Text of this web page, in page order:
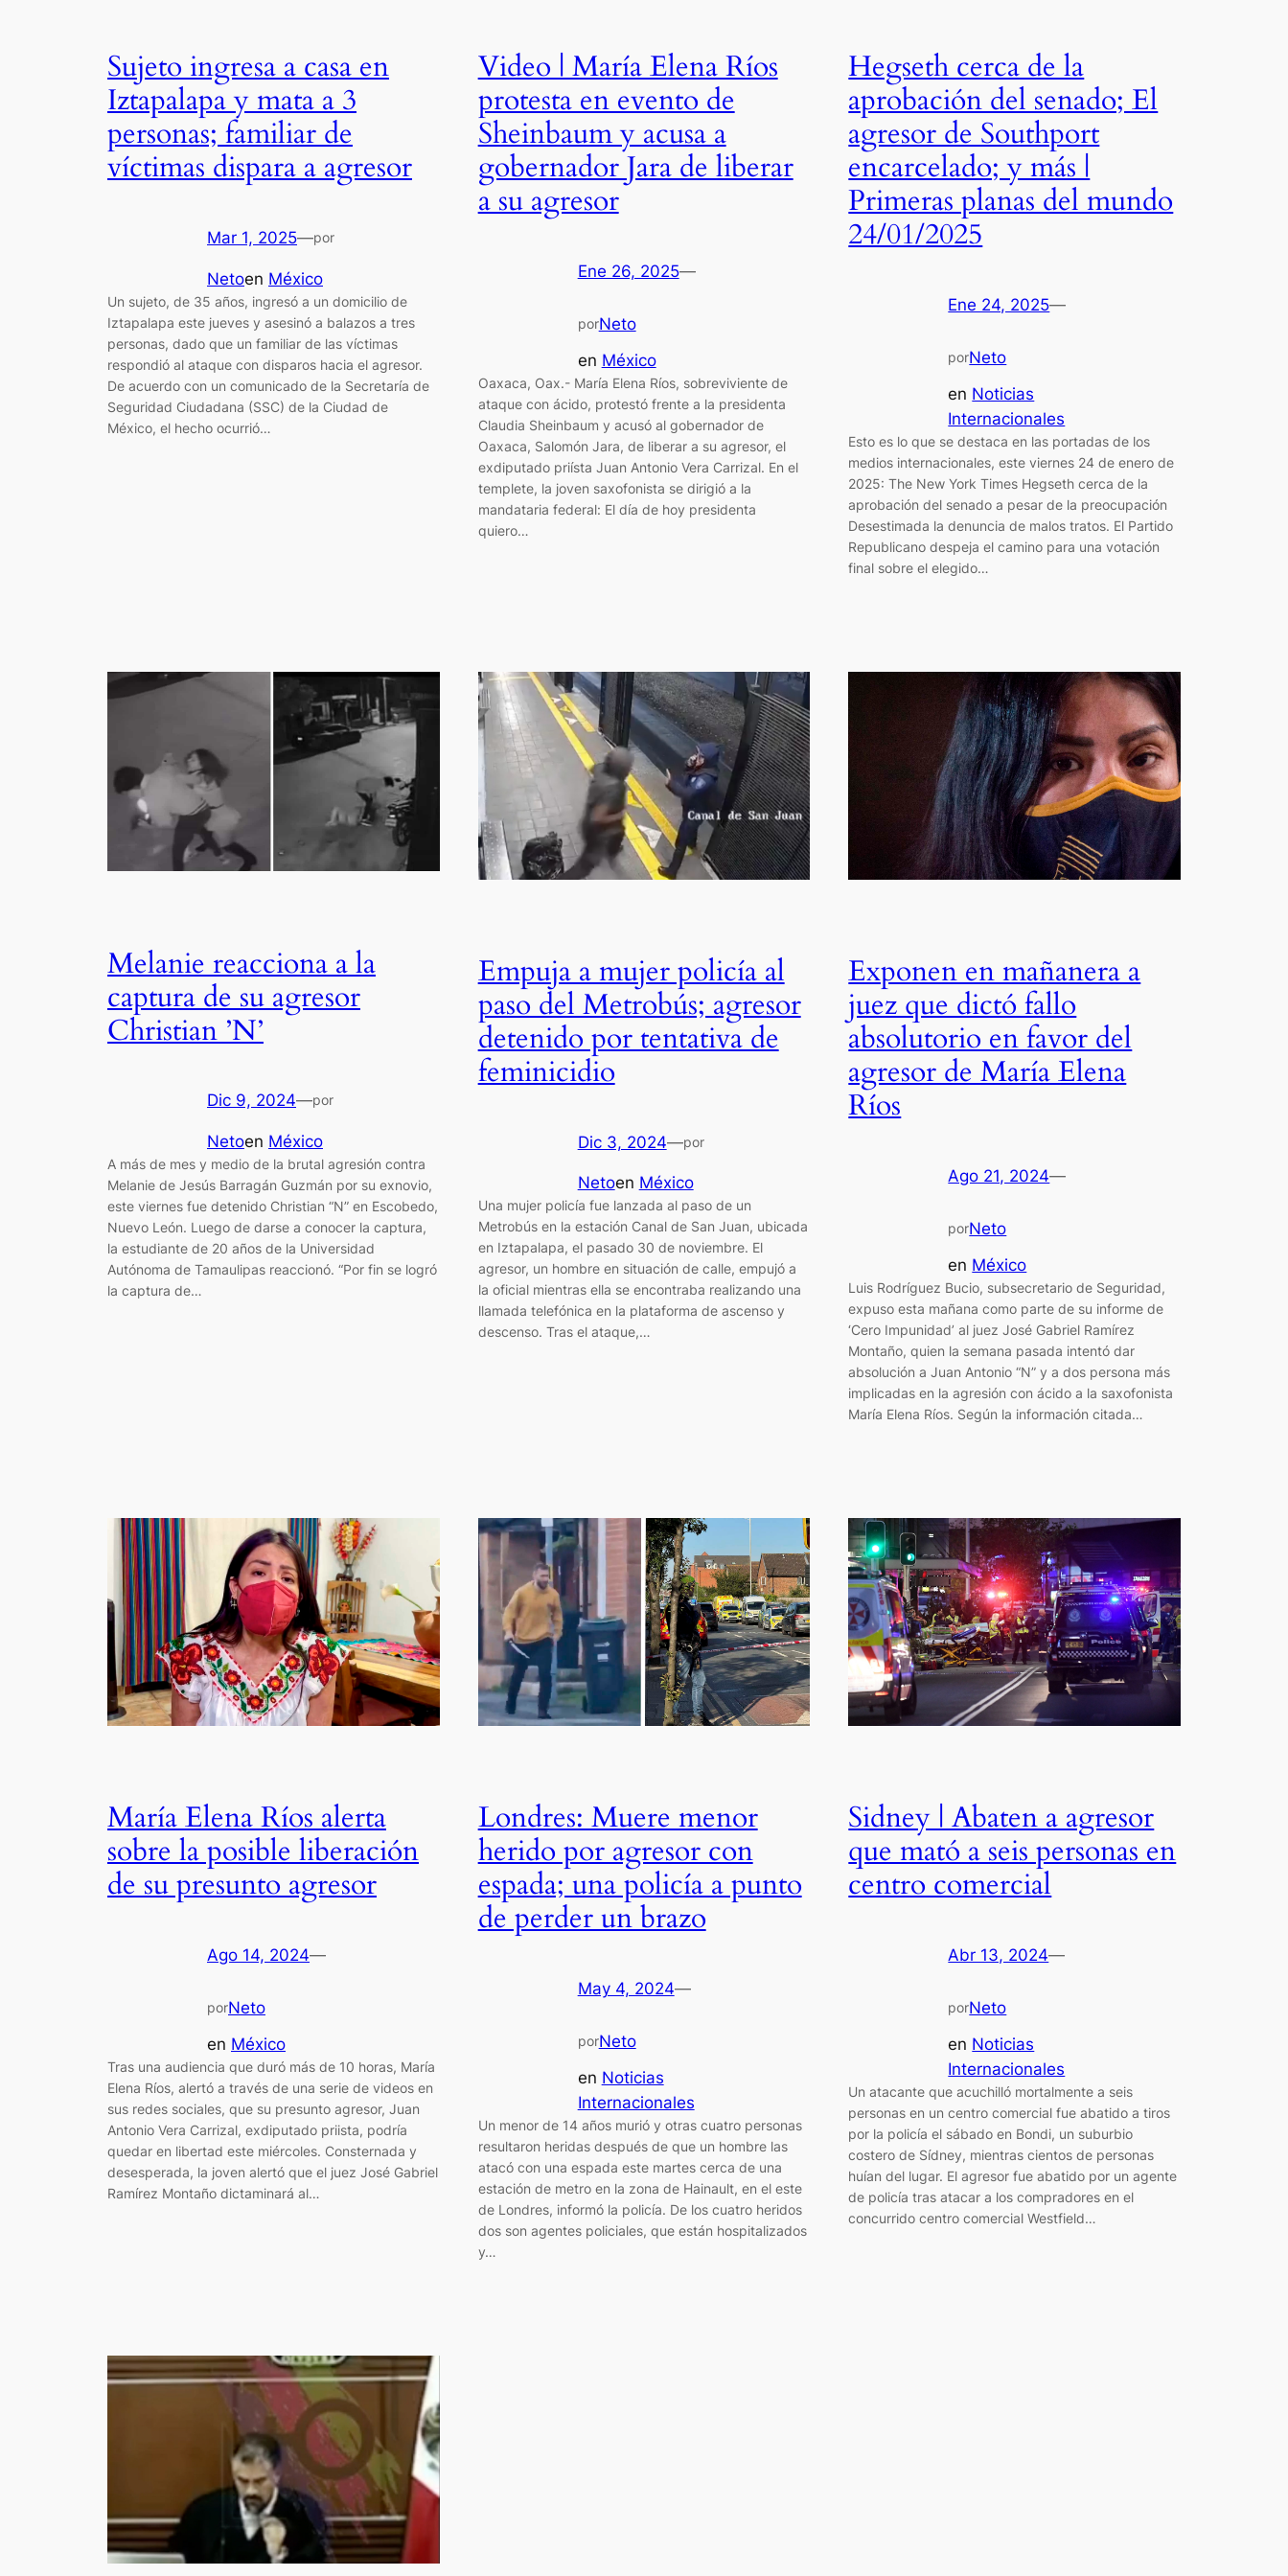
Sujeto ingresa a casa en
Iztapalapa y mata a 3
personas; familiar de
víctimas dispara a agresor
Mar 1, 2025—por
Netoen México
Un sujeto, de 35 años, ingresó a un domicilio de
Iztapalapa este jueves y asesinó a balazos a tres
personas, dado que un familiar de las víctimas
respondió al ataque con disparos hacia el agresor.
De acuerdo con un comunicado de la Secretaría de
Seguridad Ciudadana (SSC) de la Ciudad de
México, el hecho ocurrió…
Video | María Elena Ríos
protesta en evento de
Sheinbaum y acusa a
gobernador Jara de liberar
a su agresor
Ene 26, 2025—
porNeto
en México
Oaxaca, Oax.- María Elena Ríos, sobreviviente de
ataque con ácido, protestó frente a la presidenta
Claudia Sheinbaum y acusó al gobernador de
Oaxaca, Salomón Jara, de liberar a su agresor, el
exdiputado priísta Juan Antonio Vera Carrizal. En el
templete, la joven saxofonista se dirigió a la
mandataria federal: El día de hoy presidenta
quiero…
Hegseth cerca de la
aprobación del senado; El
agresor de Southport
encarcelado; y más |
Primeras planas del mundo
24/01/2025
Ene 24, 2025—
porNeto
en Noticias
Internacionales
Esto es lo que se destaca en las portadas de los
medios internacionales, este viernes 24 de enero de
2025: The New York Times Hegseth cerca de la
aprobación del senado a pesar de la preocupación
Desestimada la denuncia de malos tratos. El Partido
Republicano despeja el camino para una votación
final sobre el elegido…
Melanie reacciona a la
captura de su agresor
Christian ’N’
Dic 9, 2024—por
Netoen México
A más de mes y medio de la brutal agresión contra
Melanie de Jesús Barragán Guzmán por su exnovio,
este viernes fue detenido Christian “N” en Escobedo,
Nuevo León. Luego de darse a conocer la captura,
la estudiante de 20 años de la Universidad
Autónoma de Tamaulipas reaccionó. “Por fin se logró
la captura de…
Empuja a mujer policía al
paso del Metrobús; agresor
detenido por tentativa de
feminicidio
Dic 3, 2024—por
Netoen México
Una mujer policía fue lanzada al paso de un
Metrobús en la estación Canal de San Juan, ubicada
en Iztapalapa, el pasado 30 de noviembre. El
agresor, un hombre en situación de calle, empujó a
la oficial mientras ella se encontraba realizando una
llamada telefónica en la plataforma de ascenso y
descenso. Tras el ataque,…
Exponen en mañanera a
juez que dictó fallo
absolutorio en favor del
agresor de María Elena
Ríos
Ago 21, 2024—
porNeto
en México
Luis Rodríguez Bucio, subsecretario de Seguridad,
expuso esta mañana como parte de su informe de
‘Cero Impunidad’ al juez José Gabriel Ramírez
Montaño, quien la semana pasada intentó dar
absolución a Juan Antonio “N” y a dos persona más
implicadas en la agresión con ácido a la saxofonista
María Elena Ríos. Según la información citada…
María Elena Ríos alerta
sobre la posible liberación
de su presunto agresor
Ago 14, 2024—
porNeto
en México
Tras una audiencia que duró más de 10 horas, María
Elena Ríos, alertó a través de una serie de videos en
sus redes sociales, que su presunto agresor, Juan
Antonio Vera Carrizal, exdiputado priista, podría
quedar en libertad este miércoles. Consternada y
desesperada, la joven alertó que el juez José Gabriel
Ramírez Montaño dictaminará al…
Londres: Muere menor
herido por agresor con
espada; una policía a punto
de perder un brazo
May 4, 2024—
porNeto
en Noticias
Internacionales
Un menor de 14 años murió y otras cuatro personas
resultaron heridas después de que un hombre las
atacó con una espada este martes cerca de una
estación de metro en la zona de Hainault, en el este
de Londres, informó la policía. De los cuatro heridos
dos son agentes policiales, que están hospitalizados
y…
Sidney | Abaten a agresor
que mató a seis personas en
centro comercial
Abr 13, 2024—
porNeto
en Noticias
Internacionales
Un atacante que acuchilló mortalmente a seis
personas en un centro comercial fue abatido a tiros
por la policía el sábado en Bondi, un suburbio
costero de Sídney, mientras cientos de personas
huían del lugar. El agresor fue abatido por un agente
de policía tras atacar a los compradores en el
concurrido centro comercial Westfield…